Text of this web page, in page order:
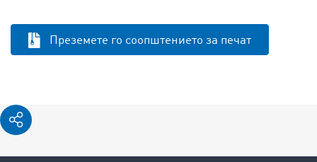
Преземете го соопштението за печат